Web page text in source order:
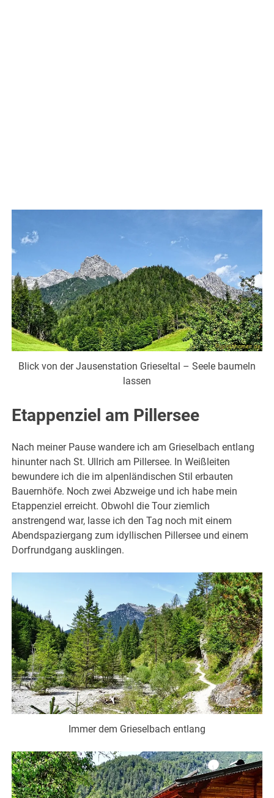
Blick von der Jausenstation Grieseltal – Seele baumeln
lassen
Etappenziel am Pillersee
Nach meiner Pause wandere ich am Grieselbach entlang
hinunter nach St. Ullrich am Pillersee. In Weißleiten
bewundere ich die im alpenländischen Stil erbauten
Bauernhöfe. Noch zwei Abzweige und ich habe mein
Etappenziel erreicht. Obwohl die Tour ziemlich
anstrengend war, lasse ich den Tag noch mit einem
Abendspaziergang zum idyllischen Pillersee und einem
Dorfrundgang ausklingen.
Immer dem Grieselbach entlang